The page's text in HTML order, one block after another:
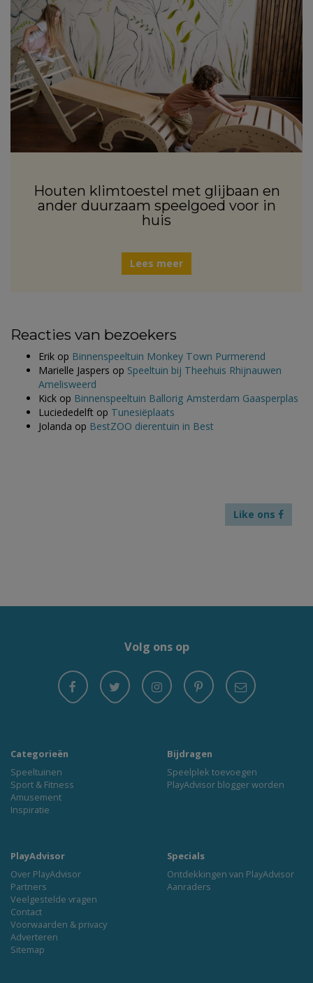
Houten klimtoestel met glijbaan en
ander duurzaam speelgoed voor in
huis
Lees meer
Reacties van bezoekers
Erik op Binnenspeeltuin Monkey Town Purmerend
Marielle Jaspers op Speeltuin bij Theehuis Rhijnauwen
Amelisweerd
Kick op Binnenspeeltuin Ballorig Amsterdam Gaasperplas
Luciededelft op Tunesiëplaats
Jolanda op BestZOO dierentuin in Best
Like ons
Volg ons op
Categorieën
Speeltuinen
Sport & Fitness
Amusement
Inspiratie
Bijdragen
Speelplek toevoegen
PlayAdvisor blogger worden
PlayAdvisor
Over PlayAdvisor
Partners
Veelgestelde vragen
Contact
Voorwaarden & privacy
Adverteren
Sitemap
Specials
Ontdekkingen van PlayAdvisor
Aanraders